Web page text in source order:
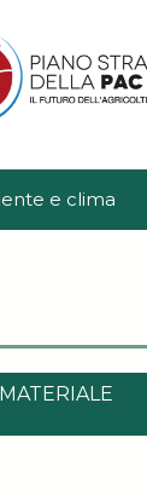
e clima